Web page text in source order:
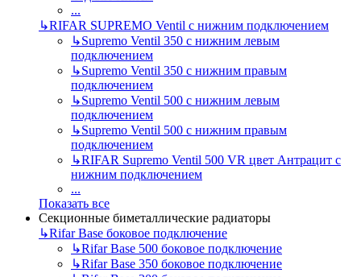
...
↳RIFAR SUPREMO Ventil с нижним подключением
↳Supremo Ventil 350 с нижним левым
подключением
↳Supremo Ventil 350 с нижним правым
подключением
↳Supremo Ventil 500 с нижним левым
подключением
↳Supremo Ventil 500 с нижним правым
подключением
↳RIFAR Supremo Ventil 500 VR цвет Антрацит с
нижним подключением
...
Показать все
Секционные биметаллические радиаторы
↳Rifar Base боковое подключение
↳Rifar Base 500 боковое подключение
↳Rifar Base 350 боковое подключение